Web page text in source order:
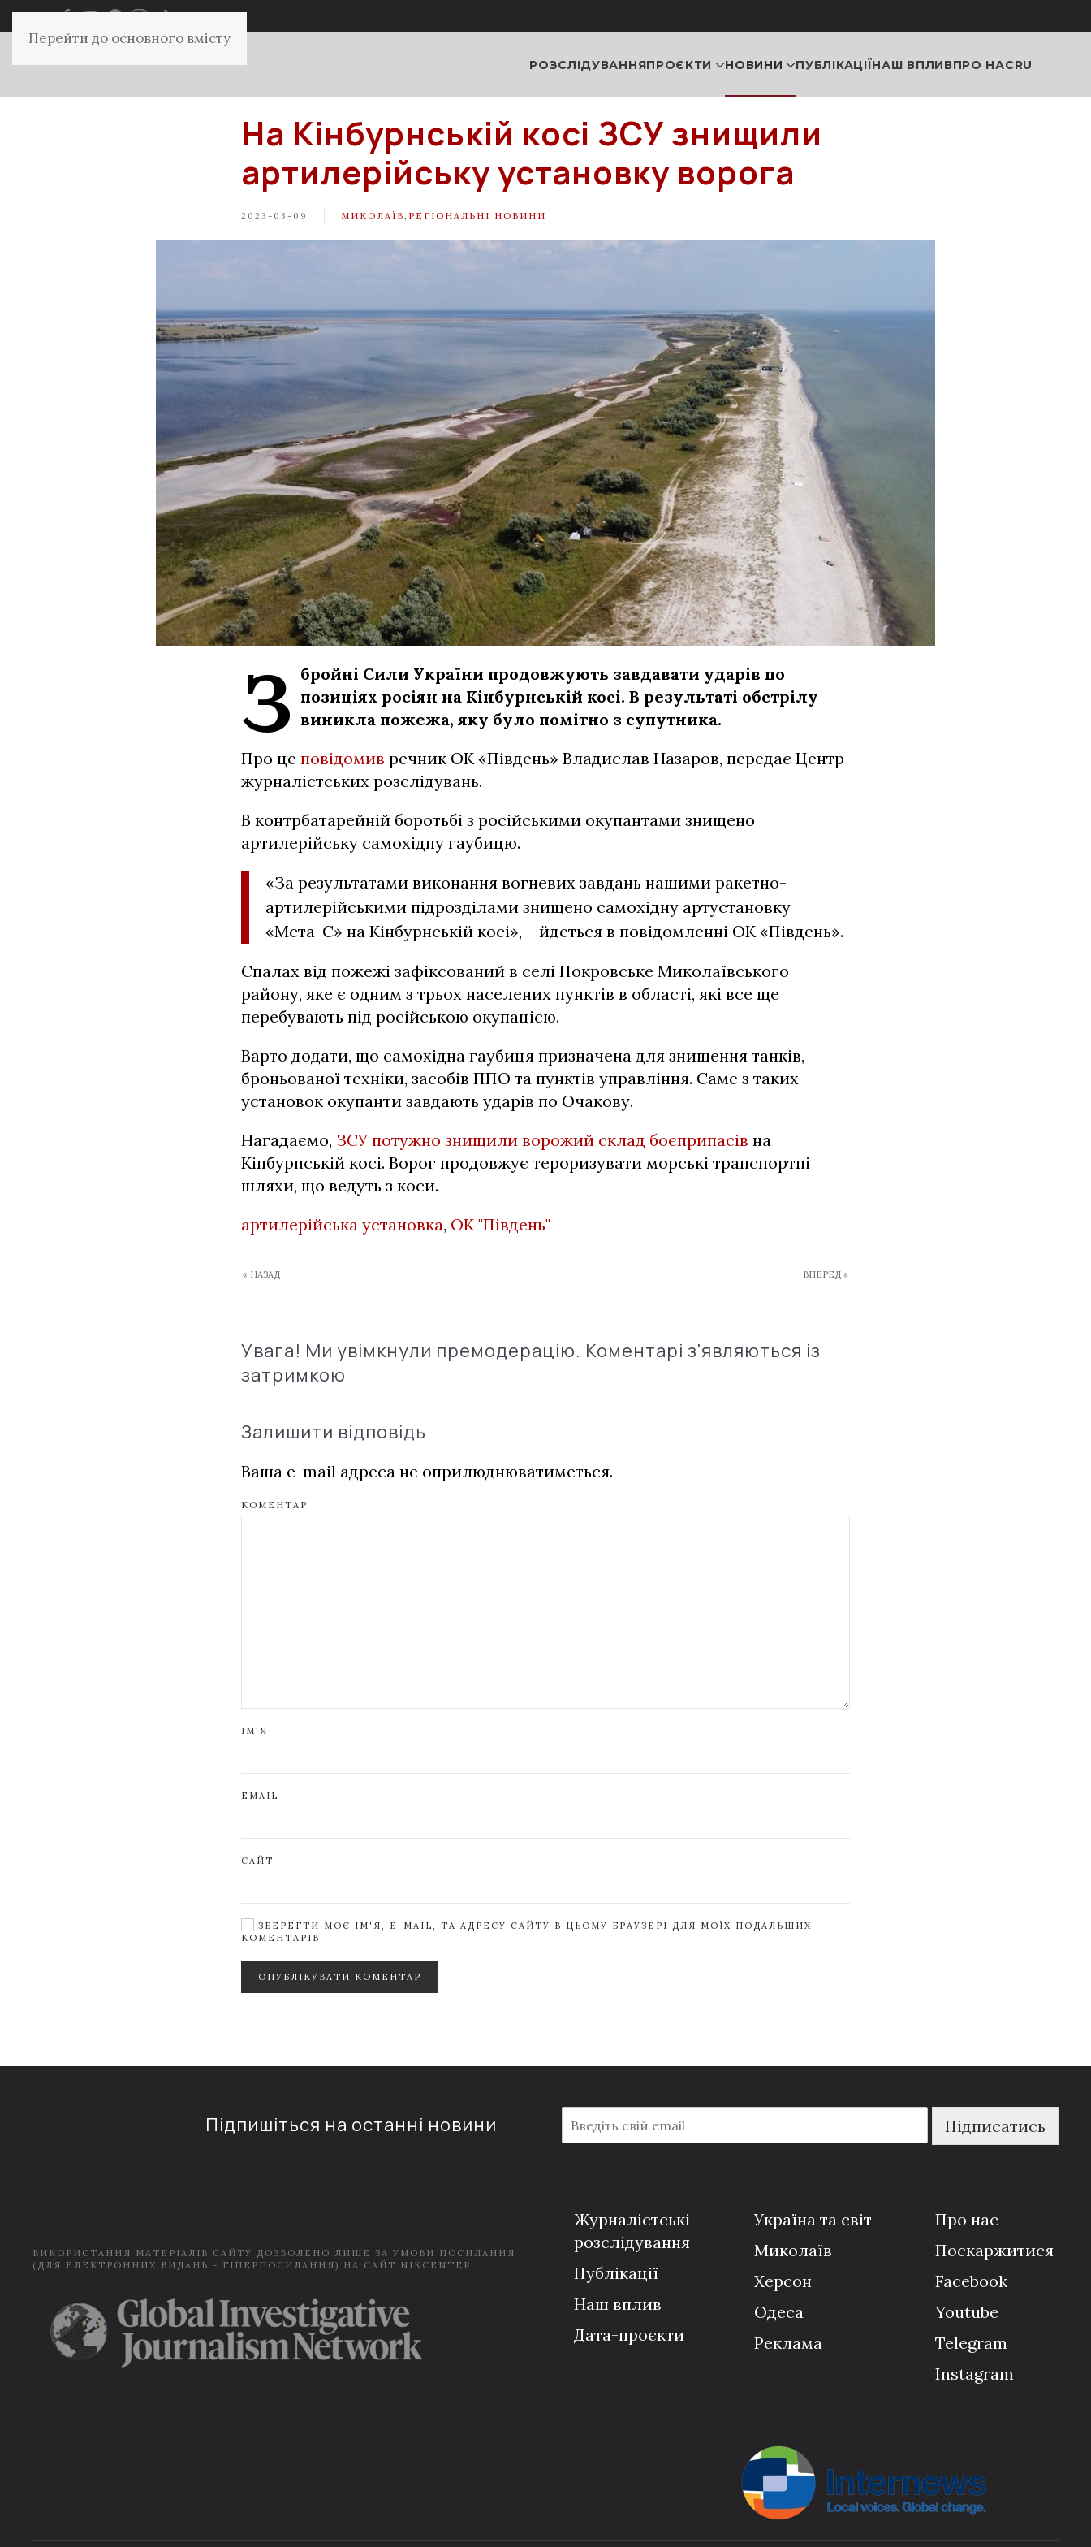
Перейти до основного вмісту
РОЗСЛІДУВАННЯПРОЄКТИ НОВИНИ ПУБЛІКАЦІЇНАШ ВПЛИВПРО НАСRU
На Кінбурнській косі ЗСУ знищили
артилерійську установку ворога
2023-03-09 МИКОЛАЇВ РЕГІОНАЛЬНІ НОВИНИ
З бройні Сили України продовжують завдавати ударів по
позиціях росіян на Кінбурнській косі. В результаті обстрілу
виникла пожежа, яку було помітно з супутника.
Про це повідомив речник ОК «Південь» Владислав Назаров, передає Центр
журналістських розслідувань.
В контрбатарейній боротьбі з російськими окупантами знищено
артилерійську самохідну гаубицю.
«За результатами виконання вогневих завдань нашими ракетно-
артилерійськими підрозділами знищено самохідну артустановку
«Мста-С» на Кінбурнській косі», – йдеться в повідомленні ОК «Південь».
Спалах від пожежі зафіксований в селі Покровське Миколаївського
району, яке є одним з трьох населених пунктів в області, які все ще
перебувають під російською окупацією.
Варто додати, що самохідна гаубиця призначена для знищення танків,
броньованої техніки, засобів ППО та пунктів управління. Саме з таких
установок окупанти завдають ударів по Очакову.
Нагадаємо, ЗСУ потужно знищили ворожий склад боєприпасів на
Кінбурнській косі. Ворог продовжує тероризувати морські транспортні
шляхи, що ведуть з коси.
артилерійська установка, ОК "Південь"
« НАЗАД ВПЕРЕД »
Увага! Ми увімкнули премодерацію. Коментарі з'являються із
затримкою
Залишити відповідь
Ваша e-mail адреса не оприлюднюватиметься.
КОМЕНТАР
ІМ'Я
EMAIL
САЙТ
ЗБЕРЕГТИ МОЄ ІМ'Я, E-MAIL, ТА АДРЕСУ САЙТУ В ЦЬОМУ БРАУЗЕРІ ДЛЯ МОЇХ ПОДАЛЬШИХ
КОМЕНТАРІВ.
ОПУБЛІКУВАТИ КОМЕНТАР
Підпишіться на останні новини
m
a
Підписатись
ВИКОРИСТАННЯ МАТЕРІАЛІВ САЙТУ ДОЗВОЛЕНО ЛИШЕ ЗА УМОВИ ПОСИЛАННЯ
(ДЛЯ ЕЛЕКТРОННИХ ВИДАНЬ - ГІПЕРПОСИЛАННЯ) НА САЙТ NIKCENTER.
Журналістські
розслідування
Публікації
Наш вплив
Дата-проєкти
Україна та світ
Миколаїв
Херсон
Одеса
Реклама
Про нас
Поскаржитися
Facebook
Youtube
Telegram
Instagram